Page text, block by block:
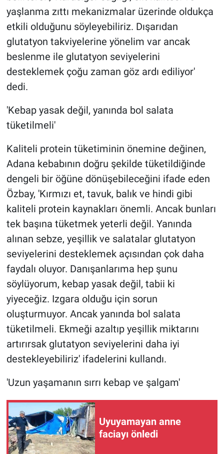
yaşlanma zıttı mekanizmalar üzerinde oldukça
etkili olduğunu söyleyebiliriz. Dışarıdan
glutatyon takviyelerine yönelim var ancak
beslenme ile glutatyon seviyelerini
desteklemek çoğu zaman göz ardı ediliyor'
dedi.
'Kebap yasak değil, yanında bol salata
tüketilmeli'
Kaliteli protein tüketiminin önemine değinen,
Adana kebabının doğru şekilde tüketildiğinde
dengeli bir öğüne dönüşebileceğini ifade eden
Özbay, 'Kırmızı et, tavuk, balık ve hindi gibi
kaliteli protein kaynakları önemli. Ancak bunları
tek başına tüketmek yeterli değil. Yanında
alınan sebze, yeşillik ve salatalar glutatyon
seviyelerini desteklemek açısından çok daha
faydalı oluyor. Danışanlarıma hep şunu
söylüyorum, kebap yasak değil, tabii ki
yiyeceğiz. Izgara olduğu için sorun
oluşturmuyor. Ancak yanında bol salata
tüketilmeli. Ekmeği azaltıp yeşillik miktarını
artırırsak glutatyon seviyelerini daha iyi
destekleyebiliriz' ifadelerini kullandı.
'Uzun yaşamanın sırrı kebap ve şalgam'
Uyuyamayan anne
faciayı önledi